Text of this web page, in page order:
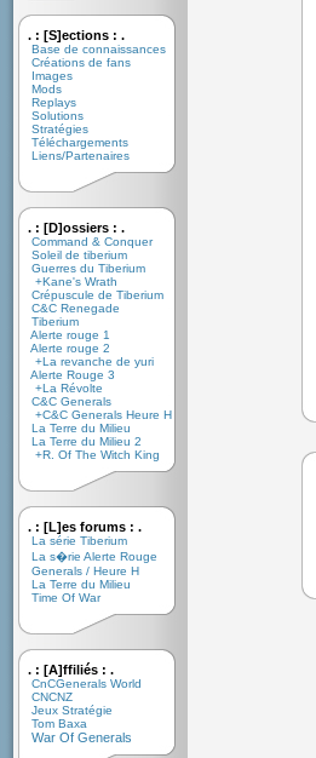
. : [S]ections : .
Base de connaissances
Créations de fans
Images
Mods
Replays
Solutions
Stratégies
Téléchargements
Liens/Partenaires
. : [D]ossiers : .
Command & Conquer
Soleil de tiberium
Guerres du Tiberium
+Kane's Wrath
Crépuscule de Tiberium
C&C Renegade
Tiberium
Alerte rouge 1
Alerte rouge 2
+La revanche de yuri
Alerte Rouge 3
+La Révolte
C&C Generals
+C&C Generals Heure H
La Terre du Milieu
La Terre du Milieu 2
+R. Of The Witch King
. : [L]es forums : .
La série Tiberium
La s�rie Alerte Rouge
Generals / Heure H
La Terre du Milieu
Time Of War
. : [A]ffiliés : .
CnCGenerals World
CNCNZ
Jeux Stratégie
Tom Baxa
War Of Generals